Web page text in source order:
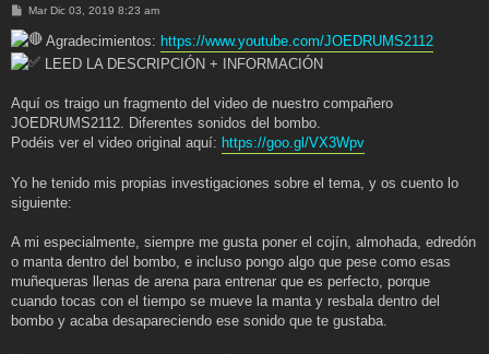
M
n
s
a
Mar Dic 03, 2019 8:23 am
Agradecimientos: https://www.youtube.com/JOEDRUMS2112
LEED LA DESCRIPCIÓN + INFORMACIÓN
Aquí os traigo un fragmento del video de nuestro compañero
JOEDRUMS2112. Diferentes sonidos del bombo.
Podéis ver el video original aquí: https://goo.gl/VX3Wpv
Yo he tenido mis propias investigaciones sobre el tema, y os cuento lo
siguiente:
A mi especialmente, siempre me gusta poner el cojín, almohada, edredón
o manta dentro del bombo, e incluso pongo algo que pese como esas
muñequeras llenas de arena para entrenar que es perfecto, porque
cuando tocas con el tiempo se mueve la manta y resbala dentro del
bombo y acaba desapareciendo ese sonido que te gustaba.